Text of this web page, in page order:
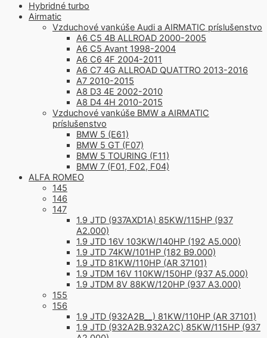
Hybridné turbo
Airmatic
Vzduchové vankúše Audi a AIRMATIC príslušenstvo
A6 C5 4B ALLROAD 2000-2005
A6 C5 Avant 1998-2004
A6 C6 4F 2004-2011
A6 C7 4G ALLROAD QUATTRO 2013-2016
A7 2010-2015
A8 D3 4E 2002-2010
A8 D4 4H 2010-2015
Vzduchové vankúše BMW a AIRMATIC
príslušenstvo
BMW 5 (E61)
BMW 5 GT (F07)
BMW 5 TOURING (F11)
BMW 7 (F01, F02, F04)
ALFA ROMEO
145
146
147
1.9 JTD (937AXD1A) 85KW/115HP (937
A2.000)
1.9 JTD 16V 103KW/140HP (192 A5.000)
1.9 JTD 74KW/101HP (182 B9.000)
1.9 JTD 81KW/110HP (AR 37101)
1.9 JTDM 16V 110KW/150HP (937 A5.000)
1.9 JTDM 8V 88KW/120HP (937 A3.000)
155
156
1.9 JTD (932A2B__) 81KW/110HP (AR 37101)
1.9 JTD (932A2B.932A2C) 85KW/115HP (937